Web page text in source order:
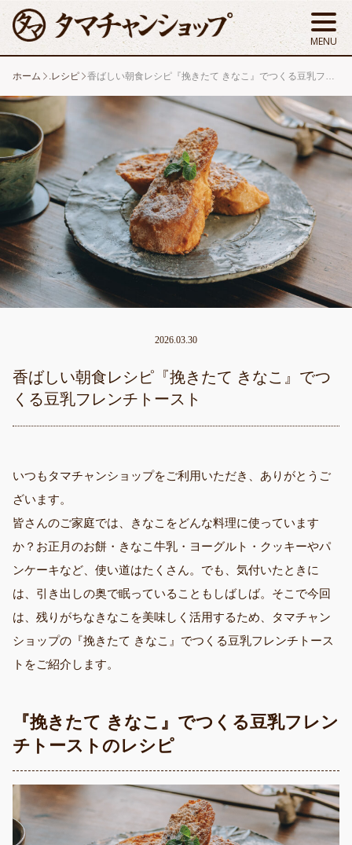
ホーム .レシピ 香ばしい朝食レシピ『挽きたて きなこ』でつくる豆乳フレンチトースト
2026.03.30
香ばしい朝食レシピ『挽きたて きなこ』でつ
くる豆乳フレンチトースト
いつもタマチャンショップをご利用いただき、ありがとうご
ざいます。
皆さんのご家庭では、きなこをどんな料理に使っています
か？お正月のお餅・きなこ牛乳・ヨーグルト・クッキーやパ
ンケーキなど、使い道はたくさん。でも、気付いたときに
は、引き出しの奥で眠っていることもしばしば。そこで今回
は、残りがちなきなこを美味しく活用するため、タマチャン
ショップの『挽きたて きなこ』でつくる豆乳フレンチトース
トをご紹介します。
『挽きたて きなこ』でつくる豆乳フレン
チトーストのレシピ